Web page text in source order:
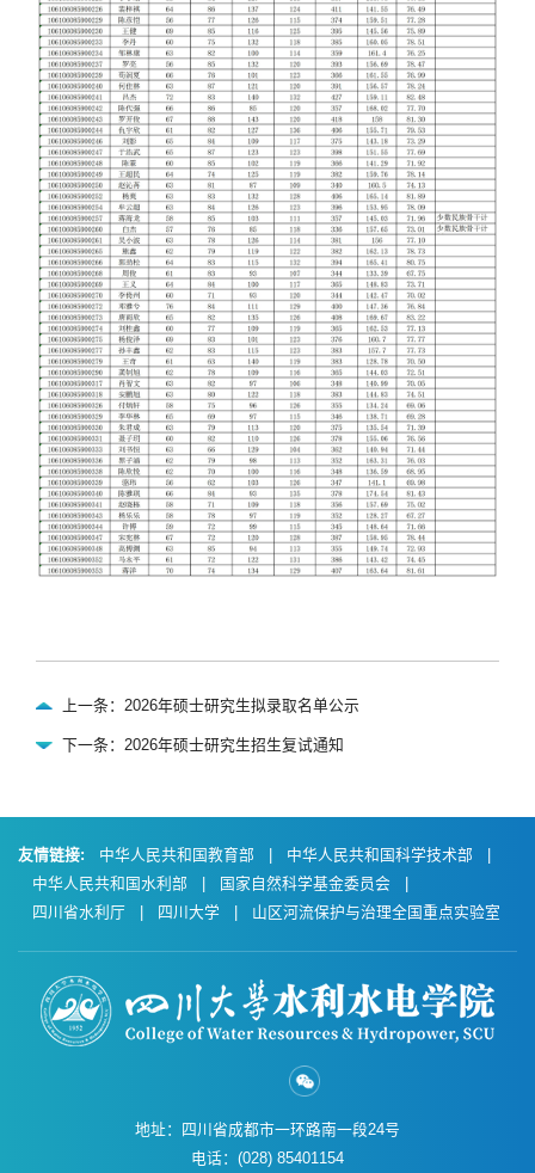
上一条：2026年硕士研究生拟录取名单公示
下一条：2026年硕士研究生招生复试通知
友情链接: 中华人民共和国教育部 中华人民共和国科学技术部
中华人民共和国水利部
国家自然科学基金委员会
四川省水利厅
四川大学 山区河流保护与治理全国重点实验室
地址：四川省成都市一环路南一段24号
电话：(028) 85401154